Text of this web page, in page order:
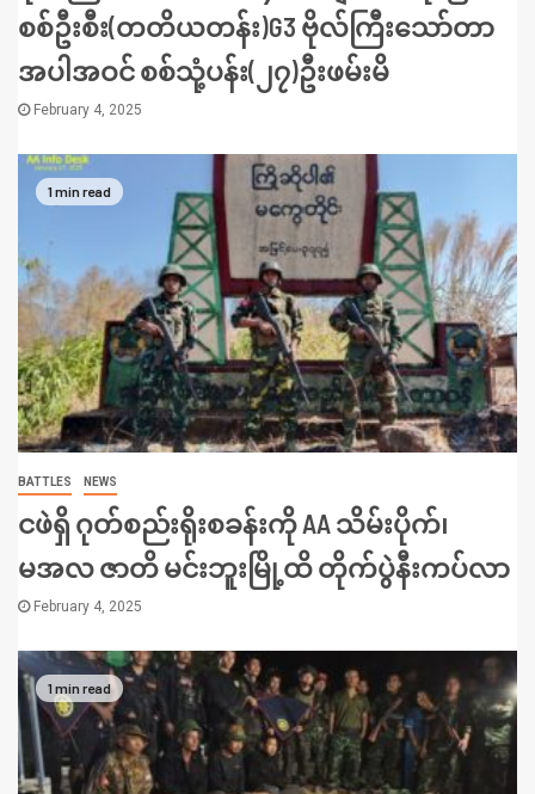
စစ်ဦးစီး(တတိယတန်း)G3 ဗိုလ်ကြီးသော်တာ
အပါအဝင် စစ်သုံ့ပန်း(၂၇)ဦးဖမ်းမိ
February 4, 2025
1 min read
BATTLES NEWS
ငဖဲရှိ ဂုတ်စည်းရိုးစခန်းကို AA သိမ်းပိုက်၊
မအလ ဇာတိ မင်းဘူးမြို့ထိ တိုက်ပွဲနီးကပ်လာ
February 4, 2025
1 min read